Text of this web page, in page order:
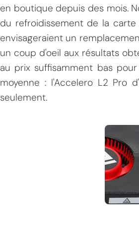
en boutique depuis des mois.
du refroidissement de la
envisageraient un
un coup d'oeil aux résultats
au prix suffisamment bas
moyenne : l'Accelero L2 Pro
seulement.